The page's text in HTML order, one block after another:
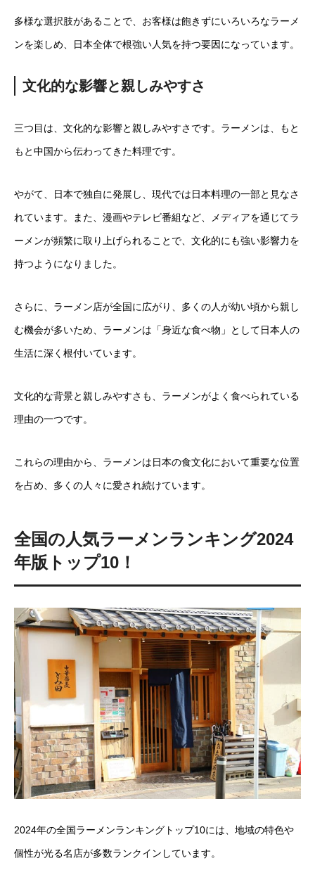
多様な選択肢があることで、お客様は飽きずにいろいろなラーメ
ンを楽しめ、日本全体で根強い人気を持つ要因になっています。
文化的な影響と親しみやすさ
三つ目は、文化的な影響と親しみやすさです。ラーメンは、もと
もと中国から伝わってきた料理です。
やがて、日本で独自に発展し、現代では日本料理の一部と見なさ
れています。また、漫画やテレビ番組など、メディアを通じてラ
ーメンが頻繁に取り上げられることで、文化的にも強い影響力を
持つようになりました。
さらに、ラーメン店が全国に広がり、多くの人が幼い頃から親し
む機会が多いため、ラーメンは「身近な食べ物」として日本人の
生活に深く根付いています。
文化的な背景と親しみやすさも、ラーメンがよく食べられている
理由の一つです。
これらの理由から、ラーメンは日本の食文化において重要な位置
を占め、多くの人々に愛され続けています。
全国の人気ラーメンランキング2024
年版トップ10！
2024年の全国ラーメンランキングトップ10には、地域の特色や
個性が光る名店が多数ランクインしています。